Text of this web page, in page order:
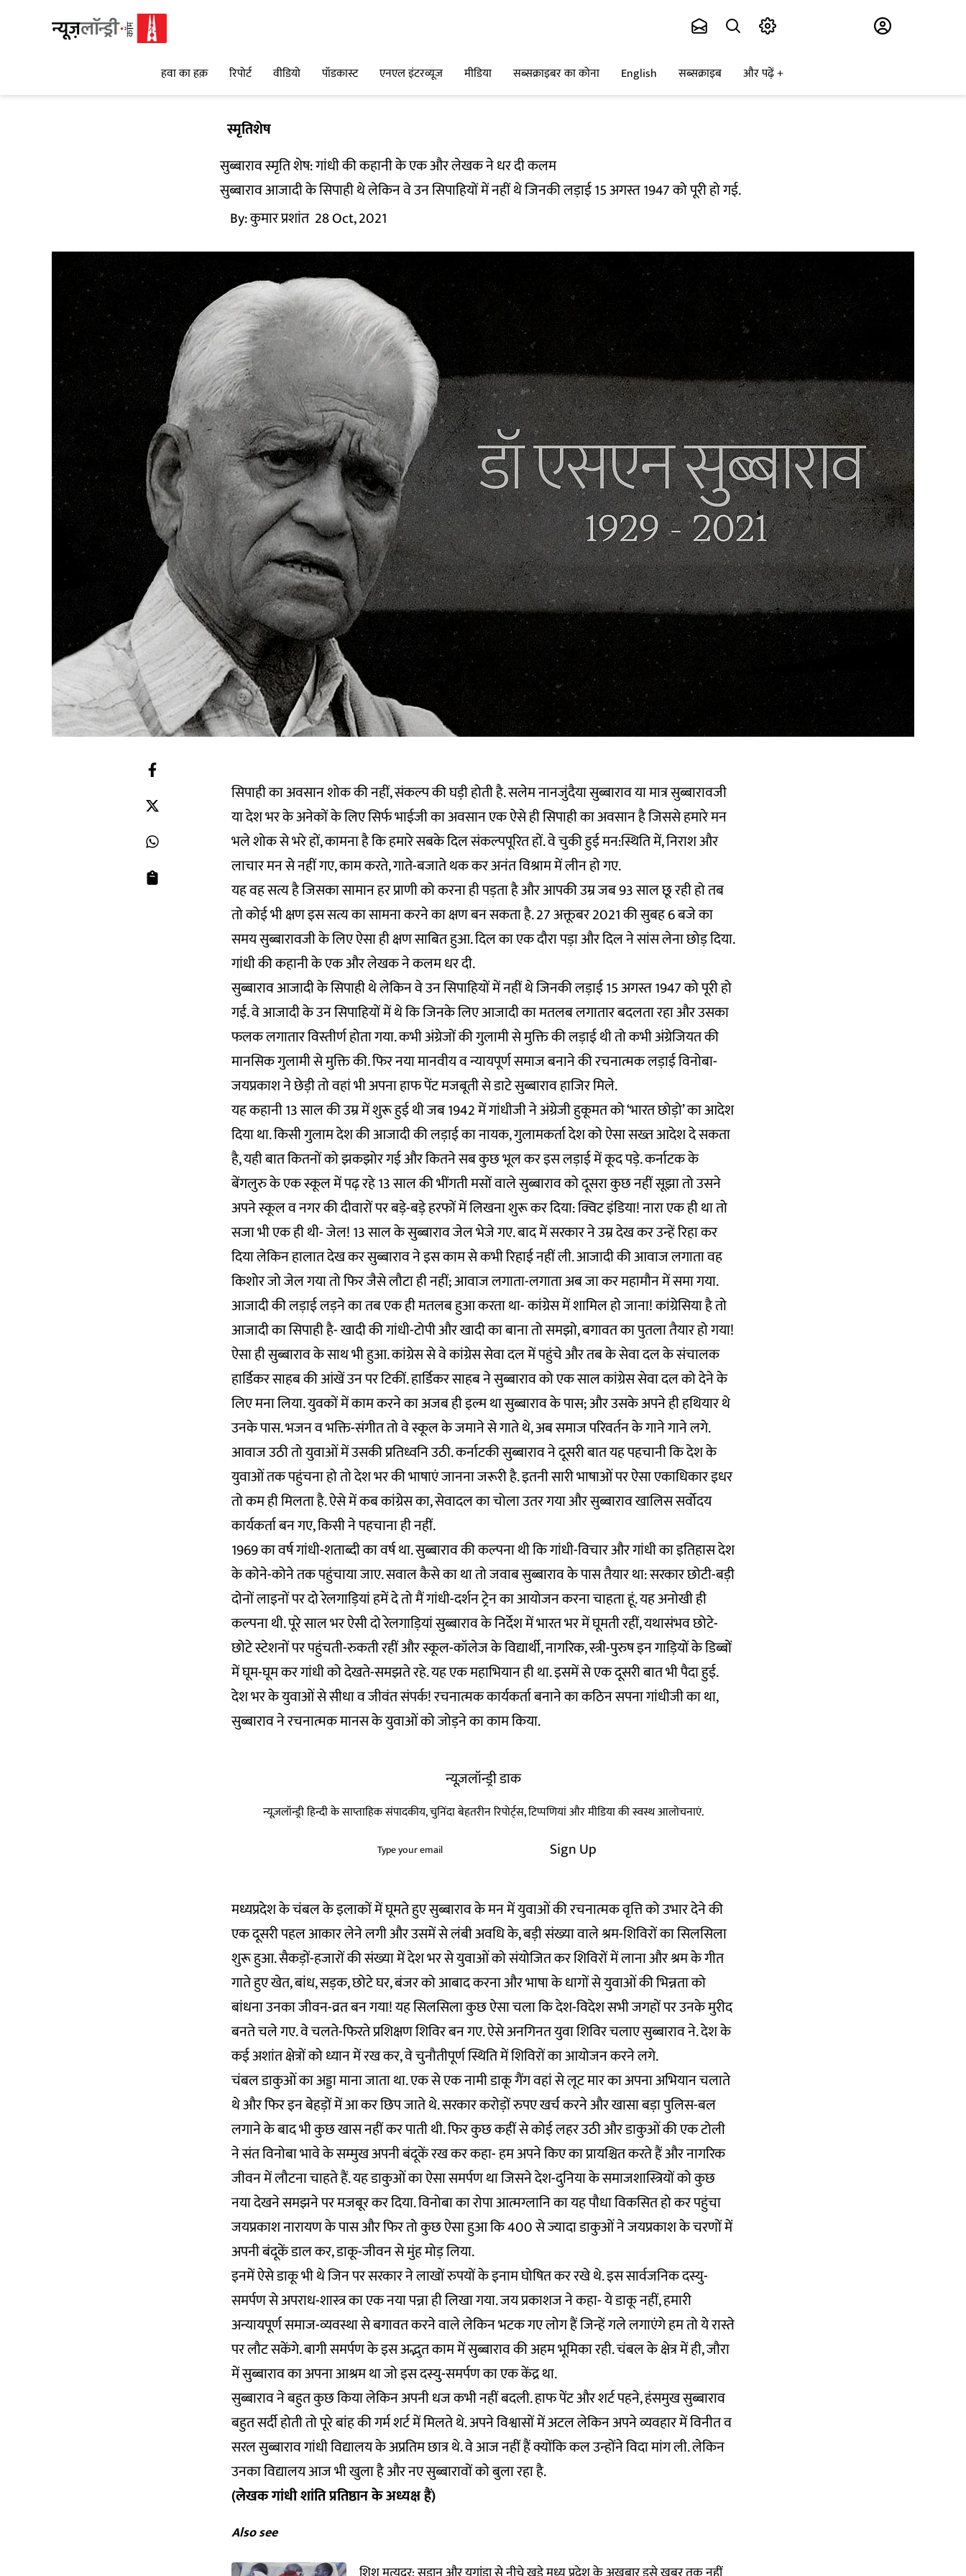
हवा का हक़ रिपोर्ट वीडियो पॉडकास्ट एनएल इंटरव्यूज मीडिया सब्सक्राइबर का कोना English सब्सक्राइब और पढ़ें
स्मृतिशेष
सुब्बाराव स्मृति शेष: गांधी की कहानी के एक और लेखक ने धर दी कलम
सुब्बाराव आजादी के सिपाही थे लेकिन वे उन सिपाहियों में नहीं थे जिनकी लड़ाई 15 अगस्त 1947 को पूरी हो गई.
By:कुमार प्रशांत 28 Oct, 2021
सिपाही का अवसान शोक की नहीं, संकल्प की घड़ी होती है. सलेम नानजुंदैया सुब्बाराव या मात्र सुब्बारावजी
या देश भर के अनेकों के लिए सिर्फ भाईजी का अवसान एक ऐसे ही सिपाही का अवसान है जिससे हमारे मन
भले शोक से भरे हों, कामना है कि हमारे सबके दिल संकल्पपूरित हों. वे चुकी हुई मन:स्थिति में, निराश और
लाचार मन से नहीं गए, काम करते, गाते-बजाते थक कर अनंत विश्राम में लीन हो गए.
यह वह सत्य है जिसका सामान हर प्राणी को करना ही पड़ता है और आपकी उम्र जब 93 साल छू रही हो तब
तो कोई भी क्षण इस सत्य का सामना करने का क्षण बन सकता है. 27 अक्तूबर 2021 की सुबह 6 बजे का
समय सुब्बारावजी के लिए ऐसा ही क्षण साबित हुआ. दिल का एक दौरा पड़ा और दिल ने सांस लेना छोड़ दिया.
गांधी की कहानी के एक और लेखक ने कलम धर दी.
सुब्बाराव आजादी के सिपाही थे लेकिन वे उन सिपाहियों में नहीं थे जिनकी लड़ाई 15 अगस्त 1947 को पूरी हो
गई. वे आजादी के उन सिपाहियों में थे कि जिनके लिए आजादी का मतलब लगातार बदलता रहा और उसका
फलक लगातार विस्तीर्ण होता गया. कभी अंग्रेजों की गुलामी से मुक्ति की लड़ाई थी तो कभी अंग्रेजियत की
मानसिक गुलामी से मुक्ति की. फिर नया मानवीय व न्यायपूर्ण समाज बनाने की रचनात्मक लड़ाई विनोबा-
जयप्रकाश ने छेड़ी तो वहां भी अपना हाफ पेंट मजबूती से डाटे सुब्बाराव हाजिर मिले.
यह कहानी 13 साल की उम्र में शुरू हुई थी जब 1942 में गांधीजी ने अंग्रेजी हुकूमत को ‘भारत छोड़ो’ का आदेश
दिया था. किसी गुलाम देश की आजादी की लड़ाई का नायक, गुलामकर्ता देश को ऐसा सख्त आदेश दे सकता
है, यही बात कितनों को झकझोर गई और कितने सब कुछ भूल कर इस लड़ाई में कूद पड़े. कर्नाटक के
बेंगलुरु के एक स्कूल में पढ़ रहे 13 साल की भींगती मसों वाले सुब्बाराव को दूसरा कुछ नहीं सूझा तो उसने
अपने स्कूल व नगर की दीवारों पर बड़े-बड़े हरफों में लिखना शुरू कर दिया: क्विट इंडिया! नारा एक ही था तो
सजा भी एक ही थी- जेल! 13 साल के सुब्बाराव जेल भेजे गए. बाद में सरकार ने उम्र देख कर उन्हें रिहा कर
दिया लेकिन हालात देख कर सुब्बाराव ने इस काम से कभी रिहाई नहीं ली. आजादी की आवाज लगाता वह
किशोर जो जेल गया तो फिर जैसे लौटा ही नहीं; आवाज लगाता-लगाता अब जा कर महामौन में समा गया.
आजादी की लड़ाई लड़ने का तब एक ही मतलब हुआ करता था- कांग्रेस में शामिल हो जाना! कांग्रेसिया है तो
आजादी का सिपाही है- खादी की गांधी-टोपी और खादी का बाना तो समझो, बगावत का पुतला तैयार हो गया!
ऐसा ही सुब्बाराव के साथ भी हुआ. कांग्रेस से वे कांग्रेस सेवा दल में पहुंचे और तब के सेवा दल के संचालक
हार्डिकर साहब की आंखें उन पर टिकीं. हार्डिकर साहब ने सुब्बाराव को एक साल कांग्रेस सेवा दल को देने के
लिए मना लिया. युवकों में काम करने का अजब ही इल्म था सुब्बाराव के पास; और उसके अपने ही हथियार थे
उनके पास. भजन व भक्ति-संगीत तो वे स्कूल के जमाने से गाते थे, अब समाज परिवर्तन के गाने गाने लगे.
आवाज उठी तो युवाओं में उसकी प्रतिध्वनि उठी. कर्नाटकी सुब्बाराव ने दूसरी बात यह पहचानी कि देश के
युवाओं तक पहुंचना हो तो देश भर की भाषाएं जानना जरूरी है. इतनी सारी भाषाओं पर ऐसा एकाधिकार इधर
तो कम ही मिलता है. ऐसे में कब कांग्रेस का, सेवादल का चोला उतर गया और सुब्बाराव खालिस सर्वोदय
कार्यकर्ता बन गए, किसी ने पहचाना ही नहीं.
1969 का वर्ष गांधी-शताब्दी का वर्ष था. सुब्बाराव की कल्पना थी कि गांधी-विचार और गांधी का इतिहास देश
के कोने-कोने तक पहुंचाया जाए. सवाल कैसे का था तो जवाब सुब्बाराव के पास तैयार था: सरकार छोटी-बड़ी
दोनों लाइनों पर दो रेलगाड़ियां हमें दे तो मैं गांधी-दर्शन ट्रेन का आयोजन करना चाहता हूं. यह अनोखी ही
कल्पना थी. पूरे साल भर ऐसी दो रेलगाड़ियां सुब्बाराव के निर्देश में भारत भर में घूमती रहीं, यथासंभव छोटे-
छोटे स्टेशनों पर पहुंचती-रुकती रहीं और स्कूल-कॉलेज के विद्यार्थी, नागरिक, स्त्री-पुरुष इन गाड़ियों के डिब्बों
में घूम-घूम कर गांधी को देखते-समझते रहे. यह एक महाभियान ही था. इसमें से एक दूसरी बात भी पैदा हुई.
देश भर के युवाओं से सीधा व जीवंत संपर्क! रचनात्मक कार्यकर्ता बनाने का कठिन सपना गांधीजी का था,
सुब्बाराव ने रचनात्मक मानस के युवाओं को जोड़ने का काम किया.
न्यूज़लॉन्ड्री डाक
न्यूज़लॉन्ड्री हिन्दी के साप्ताहिक संपादकीय, चुनिंदा बेहतरीन रिपोर्ट्स, टिप्पणियां और मीडिया की स्वस्थ आलोचनाएं.
Sign Up
मध्यप्रदेश के चंबल के इलाकों में घूमते हुए सुब्बाराव के मन में युवाओं की रचनात्मक वृत्ति को उभार देने की
एक दूसरी पहल आकार लेने लगी और उसमें से लंबी अवधि के, बड़ी संख्या वाले श्रम-शिविरों का सिलसिला
शुरू हुआ. सैकड़ों-हजारों की संख्या में देश भर से युवाओं को संयोजित कर शिविरों में लाना और श्रम के गीत
गाते हुए खेत, बांध, सड़क, छोटे घर, बंजर को आबाद करना और भाषा के धागों से युवाओं की भिन्नता को
बांधना उनका जीवन-व्रत बन गया! यह सिलसिला कुछ ऐसा चला कि देश-विदेश सभी जगहों पर उनके मुरीद
बनते चले गए. वे चलते-फिरते प्रशिक्षण शिविर बन गए. ऐसे अनगिनत युवा शिविर चलाए सुब्बाराव ने. देश के
कई अशांत क्षेत्रों को ध्यान में रख कर, वे चुनौतीपूर्ण स्थिति में शिविरों का आयोजन करने लगे.
चंबल डाकुओं का अड्डा माना जाता था. एक से एक नामी डाकू गैंग वहां से लूट मार का अपना अभियान चलाते
थे और फिर इन बेहड़ों में आ कर छिप जाते थे. सरकार करोड़ों रुपए खर्च करने और खासा बड़ा पुलिस-बल
लगाने के बाद भी कुछ खास नहीं कर पाती थी. फिर कुछ कहीं से कोई लहर उठी और डाकुओं की एक टोली
ने संत विनोबा भावे के सम्मुख अपनी बंदूकें रख कर कहा- हम अपने किए का प्रायश्चित करते हैं और नागरिक
जीवन में लौटना चाहते हैं. यह डाकुओं का ऐसा समर्पण था जिसने देश-दुनिया के समाजशास्त्रियों को कुछ
नया देखने समझने पर मजबूर कर दिया. विनोबा का रोपा आत्मग्लानि का यह पौधा विकसित हो कर पहुंचा
जयप्रकाश नारायण के पास और फिर तो कुछ ऐसा हुआ कि 400 से ज्यादा डाकुओं ने जयप्रकाश के चरणों में
अपनी बंदूकें डाल कर, डाकू-जीवन से मुंह मोड़ लिया.
इनमें ऐसे डाकू भी थे जिन पर सरकार ने लाखों रुपयों के इनाम घोषित कर रखे थे. इस सार्वजनिक दस्यु-
समर्पण से अपराध-शास्त्र का एक नया पन्ना ही लिखा गया. जय प्रकाशज ने कहा- ये डाकू नहीं, हमारी
अन्यायपूर्ण समाज-व्यवस्था से बगावत करने वाले लेकिन भटक गए लोग हैं जिन्हें गले लगाएंगे हम तो ये रास्ते
पर लौट सकेंगे. बागी समर्पण के इस अद्भुत काम में सुब्बाराव की अहम भूमिका रही. चंबल के क्षेत्र में ही, जौरा
में सुब्बाराव का अपना आश्रम था जो इस दस्यु-समर्पण का एक केंद्र था.
सुब्बाराव ने बहुत कुछ किया लेकिन अपनी धज कभी नहीं बदली. हाफ पेंट और शर्ट पहने, हंसमुख सुब्बाराव
बहुत सर्दी होती तो पूरे बांह की गर्म शर्ट में मिलते थे. अपने विश्वासों में अटल लेकिन अपने व्यवहार में विनीत व
सरल सुब्बाराव गांधी विद्यालय के अप्रतिम छात्र थे. वे आज नहीं हैं क्योंकि कल उन्होंने विदा मांग ली. लेकिन
उनका विद्यालय आज भी खुला है और नए सुब्बारावों को बुला रहा है.
(लेखक गांधी शांति प्रतिष्ठान के अध्यक्ष हैं)
Also see